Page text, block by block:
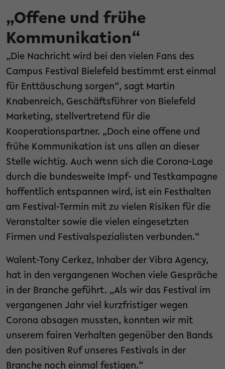
„Offene und frühe
Kommunikation“
„Die Nachricht wird bei den vielen Fans des
Campus Festival Bielefeld bestimmt erst einmal
für Enttäuschung sorgen“, sagt Martin
Knabenreich, Geschäftsführer von Bielefeld
Marketing, stellvertretend für die
Kooperationspartner. „Doch eine offene und
frühe Kommunikation ist uns allen an dieser
Stelle wichtig. Auch wenn sich die Corona-Lage
durch die bundesweite Impf- und Testkampagne
hoffentlich entspannen wird, ist ein Festhalten
am Festival-Termin mit zu vielen Risiken für die
Veranstalter sowie die vielen eingesetzten
Firmen und Festivalspezialisten verbunden.“
Walent-Tony Cerkez, Inhaber der Vibra Agency,
hat in den vergangenen Wochen viele Gespräche
in der Branche geführt. „Als wir das Festival im
vergangenen Jahr viel kurzfristiger wegen
Corona absagen mussten, konnten wir mit
unserem fairen Verhalten gegenüber den Bands
den positiven Ruf unseres Festivals in der
Branche noch einmal festigen.“